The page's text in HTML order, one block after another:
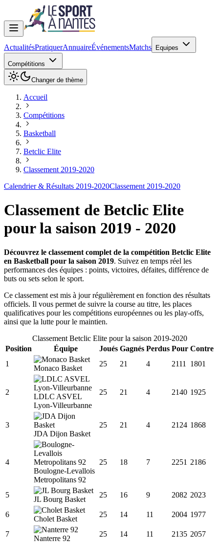
ActualitésPratiquerAnnuaireÉvénementsMatchs Equipes
Compétitions
Changer de thème
Accueil
Compétitions
Basketball
Betclic Elite
Classement 2019-2020
Calendrier & Résultats 2019-2020Classement 2019-2020
Classement de Betclic Elite
pour la saison 2019 - 2020
Découvrez le classement complet de la compétition Betclic Elite
en Basketball pour la saison 2019. Suivez en temps réel les
performances des équipes : points, victoires, défaites, différence de
buts ou sets selon le sport.
Ce classement est mis à jour régulièrement en fonction des résultats
officiels. Il vous permet de suivre la course au titre, les places
qualificatives pour les compétitions européennes ou les play-offs,
ainsi que la lutte pour le maintien.
Classement Betclic Elitepour la saison 2019-2020
Position
Équipe Joués Gagnés Perdus Pour Contre
1
Monaco Basket
25 21 4 2111 1801
2
LDLC ASVEL
Lyon-Villeurbanne
25 21 4 2140 1925
3
JDA Dijon Basket
25 21 4 2124 1868
4
Boulogne-Levallois
Metropolitans 92
25 18 7 2251 2186
5
JL Bourg Basket
25 16 9 2082 2023
6
Cholet Basket
25 14 11 2004 1977
7
Nanterre 92
25 14 11 2135 2057